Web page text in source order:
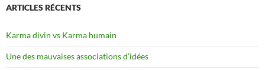
ARTICLES RÉCENTS
Karma divin vs Karma humain
Une des mauvaises associations d’idées